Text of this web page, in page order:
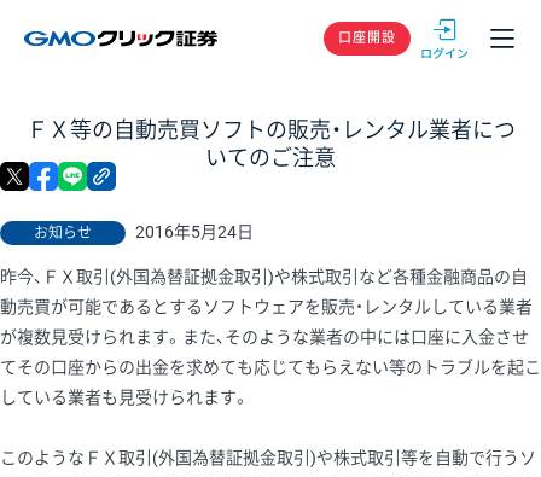
GMOクリック
口座開設
ＦＸ等の自動売買ソフトの販売・レンタル業者につ
いてのご注意
お知らせ 2016年5月24日
X facebook
昨今、ＦＸ取引(外国為替証拠金取引)や株式取引など各種金融商品の自
動売買が可能であるとするソフトウェアを販売・レンタルしている業者
が複数見受けられます。また、そのような業者の中には口座に入金させ
てその口座からの出金を求めても応じてもらえない等のトラブルを起こ
している業者も見受けられます。
このようなＦＸ取引(外国為替証拠金取引)や株式取引等を自動で行うソ